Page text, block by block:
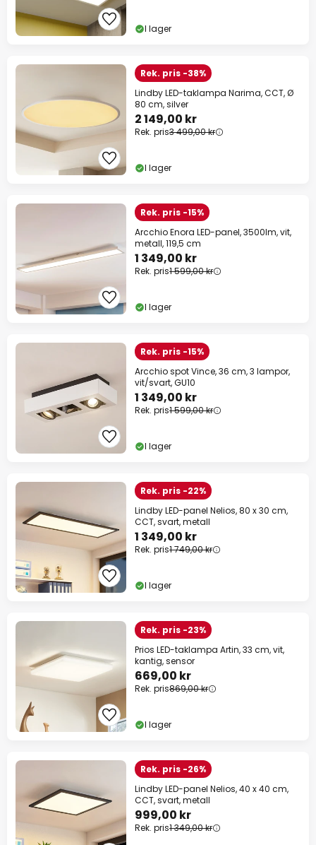
I lager
Rek. pris -38%
Lindby LED-taklampa Narima, CCT, Ø
80 cm, silver
2 149,00 kr
Rek. pris3 499,00 kr
I lager
Rek. pris -15%
Arcchio Enora LED-panel, 3500lm, vit,
metall, 119,5 cm
1 349,00 kr
Rek. pris1 599,00 kr
I lager
Rek. pris -15%
Arcchio spot Vince, 36 cm, 3 lampor,
vit/svart, GU10
1 349,00 kr
Rek. pris1 599,00 kr
I lager
Rek. pris -22%
Lindby LED-panel Nelios, 80 x 30 cm,
CCT, svart, metall
1 349,00 kr
Rek. pris1 749,00 kr
I lager
Rek. pris -23%
Prios LED-taklampa Artin, 33 cm, vit,
kantig, sensor
669,00 kr
Rek. pris869,00 kr
I lager
Rek. pris -26%
Lindby LED-panel Nelios, 40 x 40 cm,
CCT, svart, metall
999,00 kr
Rek. pris1 349,00 kr